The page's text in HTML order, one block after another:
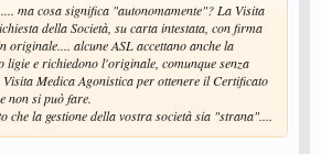
ma cosa significa "autonomamente"? La Visita
della Società, su carta intestata, con firma
originale.... alcune ASL accettano anche la
ligie e richiedono l'originale, comunque senza
Medica Agonistica per ottenere il Certificato
non si può fare.
che la gestione della vostra società sia "strana"....